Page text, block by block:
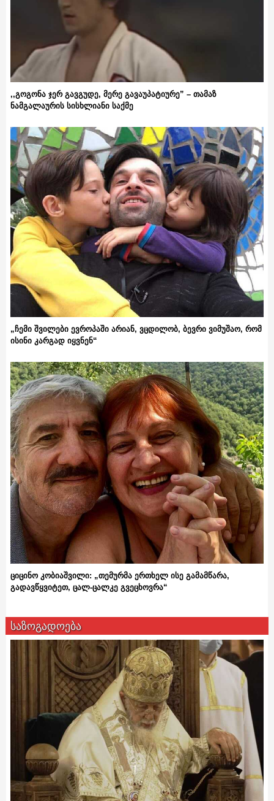
,,გოგონა ჯერ გავგუდე, მერე გავაუპატიურე” – თამაზ
ნამგალაურის სისხლიანი საქმე
„ჩემი შვილები ევროპაში არიან, ვცდილობ, ბევრი ვიმუშაო, რომ
ისინი კარგად იყვნენ“
ციცინო კობიაშვილი: „თემურმა ერთხელ ისე გამამწარა,
გადავწყვიტეთ, ცალ-ცალკე გვეცხოვრა“
საზოგადოება